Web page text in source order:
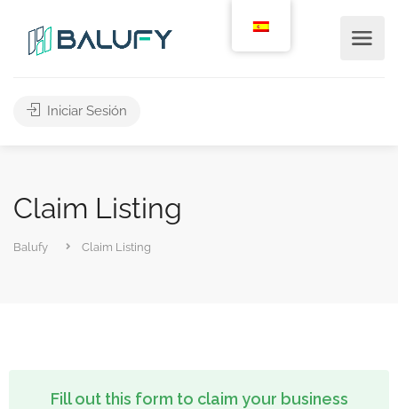
Iniciar Sesión
Claim Listing
Balufy Claim Listing
Fill out this form to claim your business